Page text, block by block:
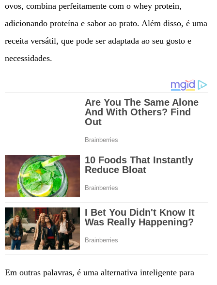
ovos, combina perfeitamente com o whey protein,
adicionando proteína e sabor ao prato. Além disso, é uma
receita versátil, que pode ser adaptada ao seu gosto e
necessidades.
Em outras palavras, é uma alternativa inteligente para